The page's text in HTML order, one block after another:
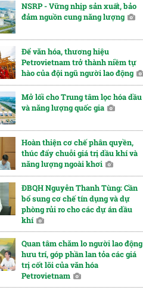
NSRP - Vững nhịp sản xuất, bảo
đảm nguồn cung năng lượng
Để văn hóa, thương hiệu
Petrovietnam trở thành niềm tự
hào của đội ngũ người lao động
Mở lối cho Trung tâm lọc hóa dầu
và năng lượng quốc gia
Hoàn thiện cơ chế phân quyền,
thúc đẩy chuỗi giá trị dầu khí và
năng lượng ngoài khơi
ĐBQH Nguyễn Thanh Tùng: Cần
bổ sung cơ chế tín dụng và dự
phòng rủi ro cho các dự án dầu
khí
Quan tâm chăm lo người lao động
hưu trí, góp phần lan tỏa các giá
trị cốt lõi của văn hóa
Petrovietnam